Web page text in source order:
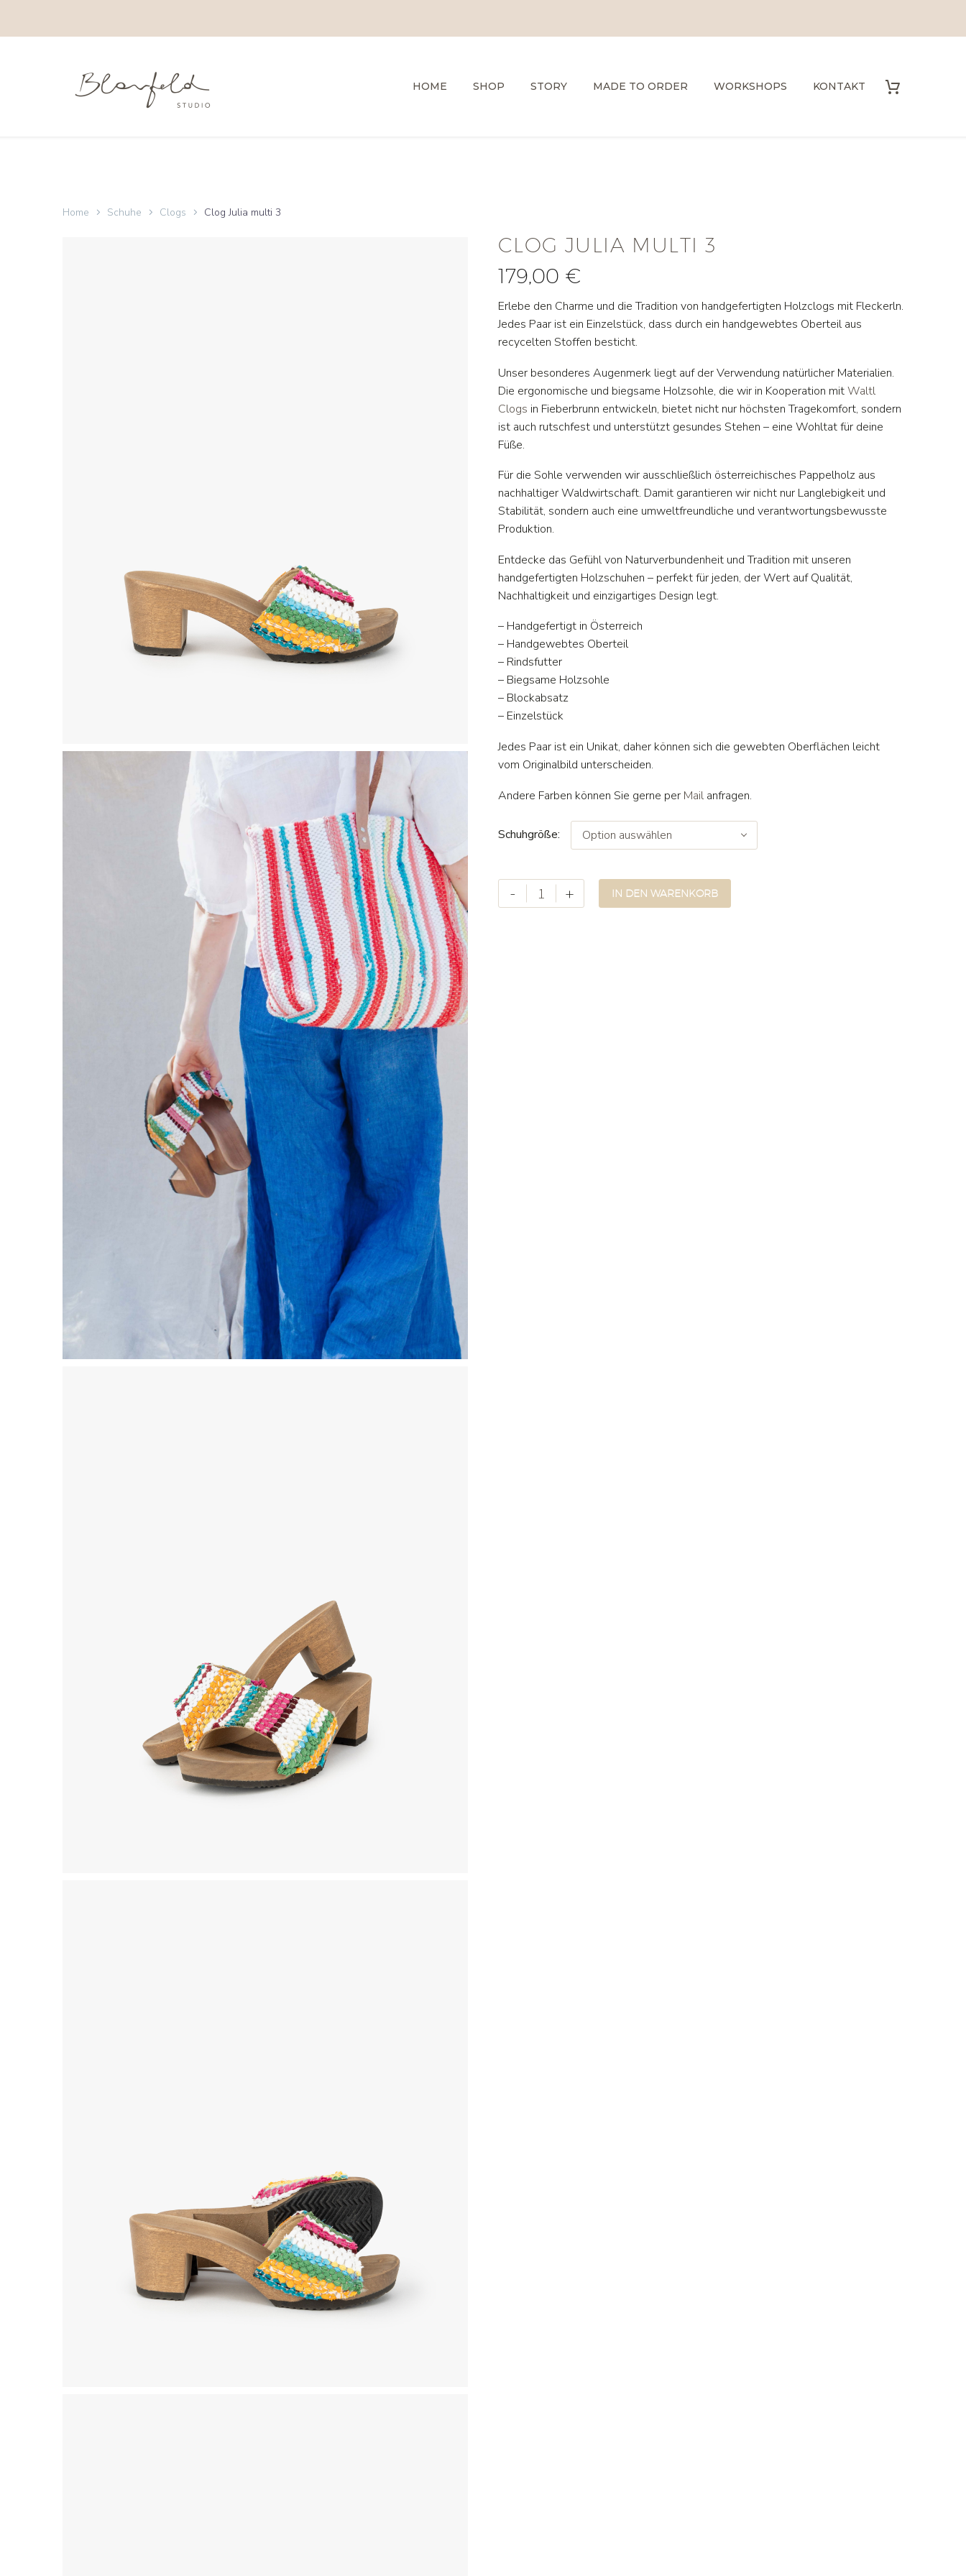
HOME SHOP STORY MADE TO ORDER WORKSHOPS KONTAKT
Home Schuhe Clogs Clog Julia multi 3
CLOG JULIA MULTI 3
179,00 €
Erlebe den Charme und die Tradition von handgefertigten Holzclogs mit Fleckerln.
Jedes Paar ist ein Einzelstück, dass durch ein handgewebtes Oberteil aus
recycelten Stoffen besticht.
Unser besonderes Augenmerk liegt auf der Verwendung natürlicher Materialien.
Die ergonomische und biegsame Holzsohle, die wir in Kooperation mitWaltl
Clogs in Fieberbrunn entwickeln, bietet nicht nur höchsten Tragekomfort, sondern
ist auch rutschfest und unterstützt gesundes Stehen – eine Wohltat für deine
Füße.
Für die Sohle verwenden wir ausschließlich österreichisches Pappelholz aus
nachhaltiger Waldwirtschaft. Damit garantieren wir nicht nur Langlebigkeit und
Stabilität, sondern auch eine umweltfreundliche und verantwortungsbewusste
Produktion.
Entdecke das Gefühl von Naturverbundenheit und Tradition mit unseren
handgefertigten Holzschuhen – perfekt für jeden, der Wert auf Qualität,
Nachhaltigkeit und einzigartiges Design legt.
– Handgefertigt in Österreich
– Handgewebtes Oberteil
– Rindsfutter
– Biegsame Holzsohle
– Blockabsatz
– Einzelstück
Jedes Paar ist ein Unikat, daher können sich die gewebten Oberflächen leicht
vom Originalbild unterscheiden.
Andere Farben können Sie gerne per Mailanfragen.
Schuhgröße Option auswählen
-
Julia
+ IN DEN WARENKORB